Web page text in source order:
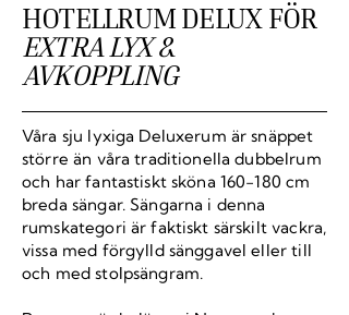
HOTELLRUM DELUX FÖR
EXTRA LYX &
AVKOPPLING
Våra sju lyxiga Deluxerum är snäppet
större än våra traditionella dubbelrum
och har fantastiskt sköna 160-180 cm
breda sängar. Sängarna i denna
rumskategori är faktiskt särskilt vackra,
vissa med förgylld sänggavel eller till
och med stolpsängram.